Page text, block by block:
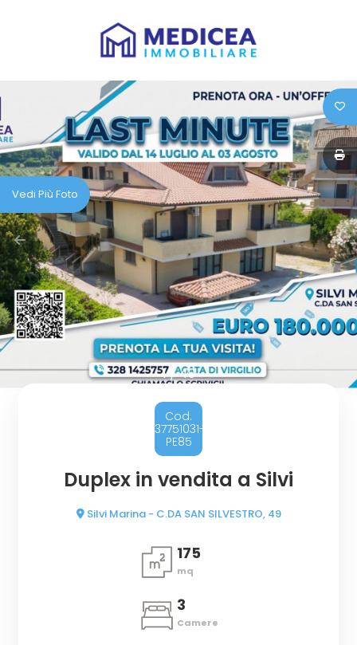
1/49
Vedi Più Foto
Cod.
37751031-
PE85
Duplex in vendita a Silvi
Silvi Marina - C.DA SAN SILVESTRO, 49
175
mq
3
Camere
SIAMO
IMMOBILI
SERVIZI
IL
VENDUTO
LAVORA
CON
Contratto
Qualsiasi
Vendita
Affitto
Scegli
dove